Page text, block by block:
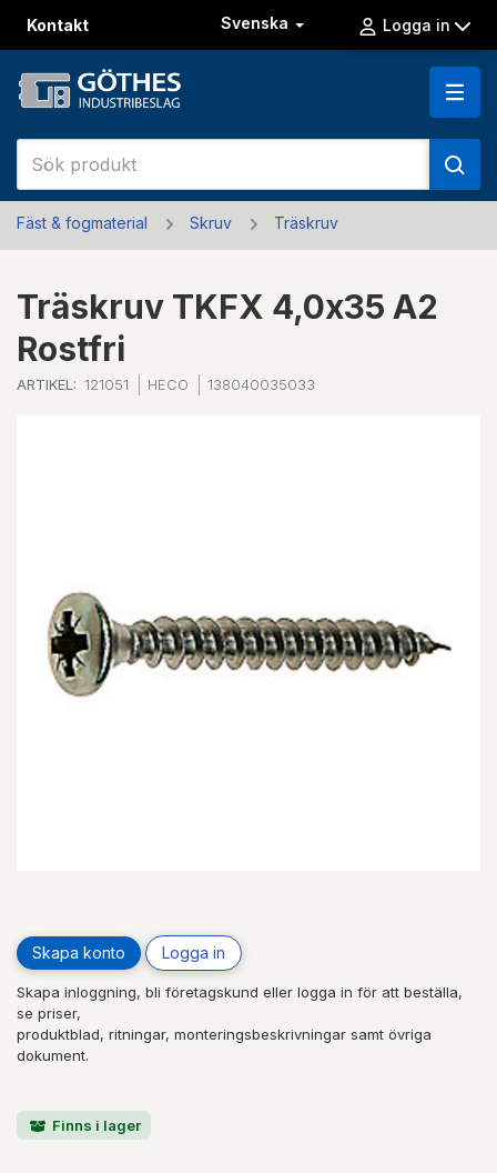
Kontakt Svenska Logga in
Fäst & fogmaterial Skruv Träskruv
Träskruv TKFX 4,0x35 A2
Rostfri
ARTIKEL: 121051 HECO 138040035033
Skapa konto Logga in
Skapa inloggning, bli företagskund eller logga in för att beställa,
se priser,
produktblad, ritningar, monteringsbeskrivningar samt övriga
dokument.
Finns i lager